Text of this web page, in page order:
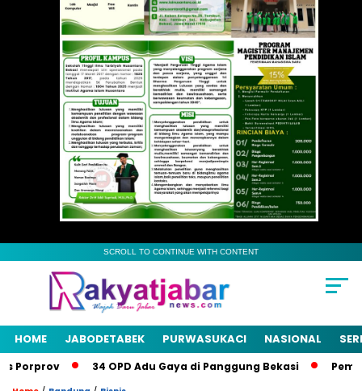
SCROLL TO CONTINUE WITH CONTENT
HOME JABODETABEK PURWASUKACI NASIONAL
34 OPD Adu Gaya di Panggung Bekasi Pemkab